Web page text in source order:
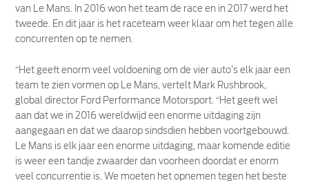
van Le Mans. In 2016 won het team de race en in 2017 werd het
tweede. En dit jaar is het raceteam weer klaar om het tegen alle
concurrenten op te nemen.
“Het geeft enorm veel voldoening om de vier auto’s elk jaar een
team te zien vormen op Le Mans, vertelt Mark Rushbrook,
global director Ford Performance Motorsport. “Het geeft wel
aan dat we in 2016 wereldwijd een enorme uitdaging zijn
aangegaan en dat we daarop sindsdien hebben voortgebouwd.
Le Mans is elk jaar een enorme uitdaging, maar komende editie
is weer een tandje zwaarder dan voorheen doordat er enorm
veel concurrentie is. We moeten het opnemen tegen het beste